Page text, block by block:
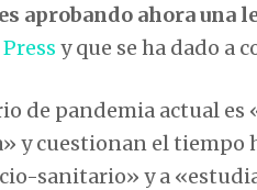
aprobando ahora una
y que se ha dado a
de pandemia actual
y cuestionan el tiempo
sanitario» y a